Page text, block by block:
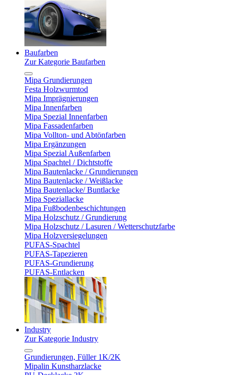
Baufarben
Zur Kategorie Baufarben
Mipa Grundierungen
Festa Holzwurmtod
Mipa Imprägnierungen
Mipa Innenfarben
Mipa Spezial Innenfarben
Mipa Fassadenfarben
Mipa Vollton- und Abtönfarben
Mipa Ergänzungen
Mipa Spezial Außenfarben
Mipa Spachtel / Dichtstoffe
Mipa Bautenlacke / Grundierungen
Mipa Bautenlacke / Weißlacke
Mipa Bautenlacke/ Buntlacke
Mipa Speziallacke
Mipa Fußbodenbeschichtungen
Mipa Holzschutz / Grundierung
Mipa Holzschutz / Lasuren / Wetterschutzfarbe
Mipa Holzversiegelungen
PUFAS-Spachtel
PUFAS-Tapezieren
PUFAS-Grundierung
PUFAS-Entlacken
Industry
Zur Kategorie Industry
Grundierungen, Füller 1K/2K
Mipalin Kunstharzlacke